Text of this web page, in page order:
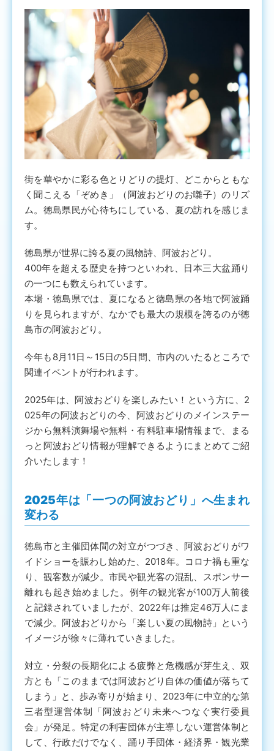
街を華やかに彩る色とりどりの提灯、どこからともな
く聞こえる「ぞめき」（阿波おどりのお囃子）のリズ
ム。徳島県民が心待ちにしている、夏の訪れを感じま
す。
徳島県が世界に誇る夏の風物詩、阿波おどり。
400年を超える歴史を持つといわれ、日本三大盆踊り
の一つにも数えられています。
本場・徳島県では、夏になると徳島県の各地で阿波踊
りを見られますが、なかでも最大の規模を誇るのが徳
島市の阿波おどり。
今年も8月11日～15日の5日間、市内のいたるところで
関連イベントが行われます。
2025年は、阿波おどりを楽しみたい！という方に、2
025年の阿波おどりの今、阿波おどりのメインステー
ジから無料演舞場や無料・有料駐車場情報まで、まる
っと阿波おどり情報が理解できるようにまとめてご紹
介いたします！
2025年は「一つの阿波おどり」へ生まれ
変わる
徳島市と主催団体間の対立がつづき、阿波おどりがワ
イドショーを賑わし始めた、2018年。コロナ禍も重な
り、観客数が減少。市民や観光客の混乱、スポンサー
離れも起き始めました。例年の観光客が100万人前後
と記録されていましたが、2022年は推定46万人にま
で減少。阿波おどりから「楽しい夏の風物詩」という
イメージが徐々に薄れていきました。
対立・分裂の長期化による疲弊と危機感が芽生え、双
方とも「このままでは阿波おどり自体の価値が落ちて
しまう」と、歩み寄りが始まり、2023年に中立的な第
三者型運営体制「阿波おどり未来へつなぐ実行委員
会」が発足。特定の利害団体が主導しない運営体制と
して、行政だけでなく、踊り手団体・経済界・観光業